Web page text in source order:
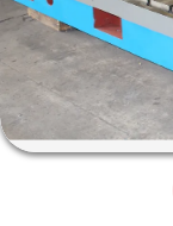
हमारे
बारे
में